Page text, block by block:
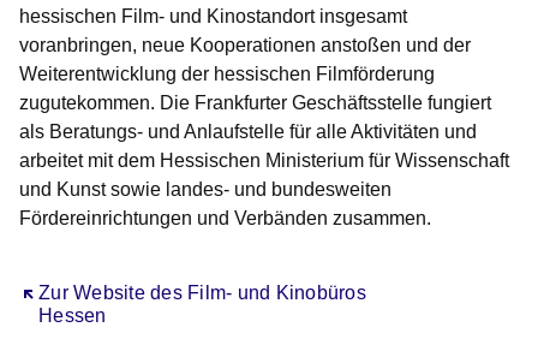
hessischen Film- und Kinostandort insgesamt
voranbringen, neue Kooperationen anstoßen und der
Weiterentwicklung der hessischen Filmförderung
zugutekommen. Die Frankfurter Geschäftsstelle fungiert
als Beratungs- und Anlaufstelle für alle Aktivitäten und
arbeitet mit dem Hessischen Ministerium für Wissenschaft
und Kunst sowie landes- und bundesweiten
Fördereinrichtungen und Verbänden zusammen.
Zur Website des Film- und Kinobüros
Hessen
Öffnet sich in einem neuen Fenster